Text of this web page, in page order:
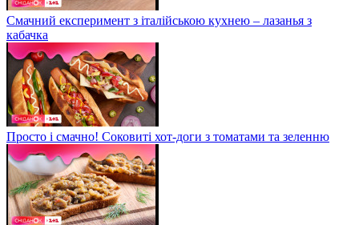
Смачний експеримент з італійською кухнею – лазанья з
кабачка
Просто і смачно! Соковиті хот-доги з томатами та зеленню